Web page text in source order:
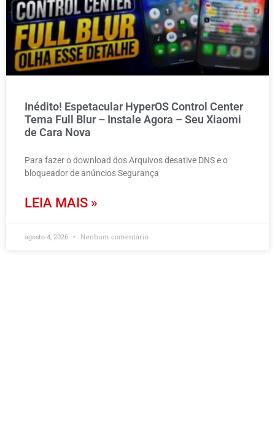
Inédito! Espetacular HyperOS Control Center
Tema Full Blur – Instale Agora – Seu Xiaomi
de Cara Nova
Para fazer o download dos Arquivos desative DNS e o
bloqueador de anúncios Segurança
LEIA MAIS »
agosto 4, 2026 Nenhum comentário